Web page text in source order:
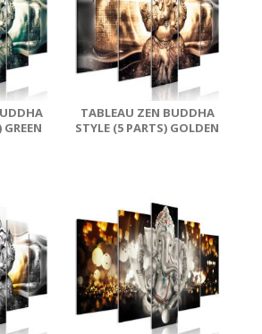
TABLEAU ZEN BUDDHA
STYLE (5 PARTS) GOLDEN